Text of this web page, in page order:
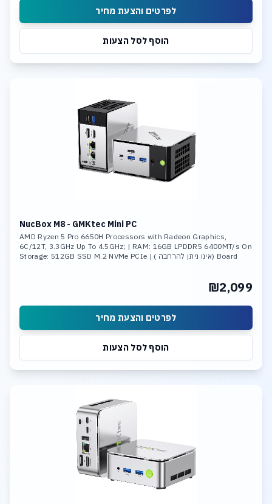
לפרטים והצעת מחיר
הוסף לסל הצעות
NucBox M8 - GMKtec Mini PC
AMD Ryzen 5 Pro 6650H Processors with Radeon Graphics,
6C/12T, 3.3GHz Up To 4.5GHz; | RAM: 16GB LPDDR5 6400MT/s On
Board (אינו ניתן להרחבה ) | Storage: 512GB SSD M.2 NVMe PCIe
₪2,099
לפרטים והצעת מחיר
הוסף לסל הצעות